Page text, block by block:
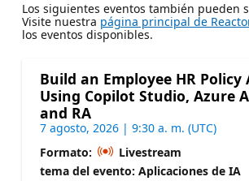
Los siguientes eventos también pueden
Visite nuestra página principal de
los eventos disponibles.
Build an Employee HR
Using Copilot Studio, Azure
and RA
7 agosto, 2026 | 9:30 a. m. (UTC)
Formato:
Livestream
tema del evento: Aplicaciones de IA